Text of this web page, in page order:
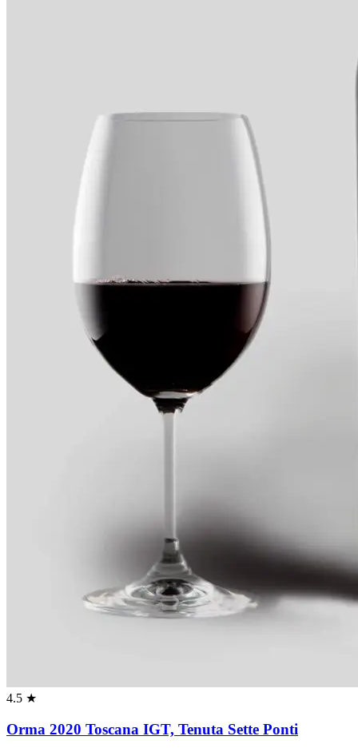
4.5 ★
Orma 2020 Toscana IGT, Tenuta Sette Ponti